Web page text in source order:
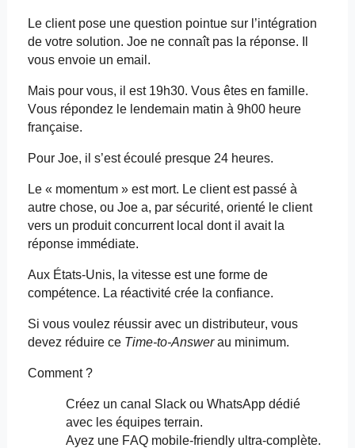
Le client pose une question pointue sur l’intégration
de votre solution. Joe ne connaît pas la réponse. Il
vous envoie un email .
Mais pour vous, il est 19h30. Vous êtes en famille.
Vous répondez le lendemain matin à 9h00 heure
française.
Pour Joe, il s’est écoulé presque 24 heures.
Le « momentum» est mort. Le client est passé à
autre chose, ou Joe a, par sécurité, orienté le client
vers un produit concurrent local dont il avait la
réponse immédiate.
Aux États-Unis, la vitesse est une forme de
compétence. La réactivité crée la confiance.
Si vous voulez réussir avec un distributeur, vous
devez réduire ce Time-to-Answerau minimum.
Comment ?
Créez un canal Slack ou WhatsApp dédié
avec les équipes terrain.
Ayez une FAQ mobile-friendlyultra-complète.